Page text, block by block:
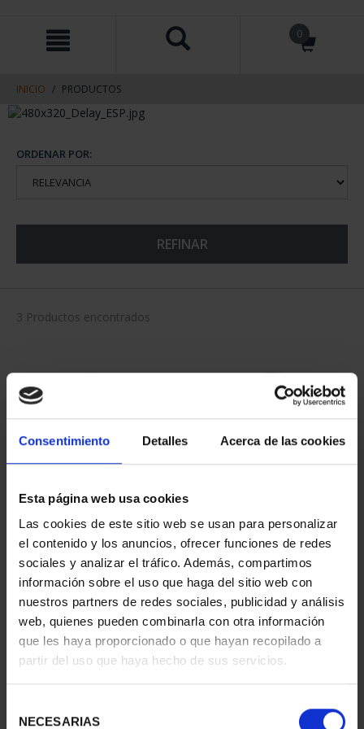
Consentimiento Detalles Acerca de las cookies
Esta página web usa cookies
Las cookies de este sitio web se usan para personalizar
el contenido y los anuncios, ofrecer funciones de redes
sociales y analizar el tráfico. Además, compartimos
información sobre el uso que haga del sitio web con
nuestros partners de redes sociales, publicidad y análisis
web, quienes pueden combinarla con otra información
que les haya proporcionado o que hayan recopilado a
partir del uso que haya hecho de sus servicios.
NECESARIAS
contenido
navegacin
0
INICIO PRODUCTOS
ORDENAR POR:
REFINAR
3 Productos encontrados
CIUDADES PATRIMONIO
- ÁVILA
73,00 €
CIUDADES PATRIMONIO
II - SALAMANCA
73,00 €